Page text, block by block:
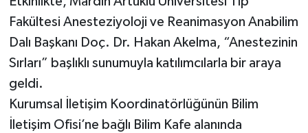
Fakültesi Anesteziyoloji ve Reanimasyon Anabilim
Dalı Başkanı Doç. Dr. Hakan Akelma, “Anestezinin
Sırları” başlıklı sunumuyla katılımcılarla bir araya
geldi.
Kurumsal İletişim Koordinatörlüğünün Bilim
İletişim Ofisi’ne bağlı Bilim Kafe alanında